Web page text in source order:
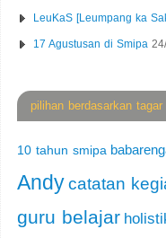
LeuKaS [Leumpang ka
17 Agustusan di Smipa
pilihan berdasarkan tagar
10 tahun smipa
Andycatatan
guru belajar